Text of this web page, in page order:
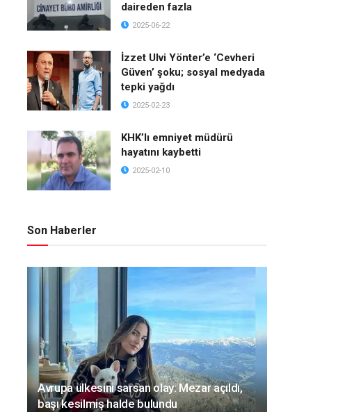
daireden fazla
2025-06-22
İzzet Ulvi Yönter’e ‘Cevheri
Güven’ şoku; sosyal medyada
tepki yağdı
2025-02-23
KHK’lı emniyet müdürü
hayatını kaybetti
2025-02-10
Son Haberler
Avrupa ülkesini sarsan olay: Mezar açıldı,
başı kesilmiş halde bulundu